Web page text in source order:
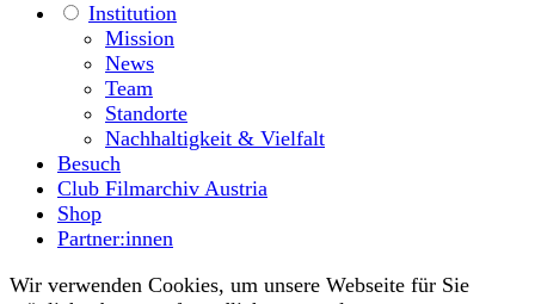
Institution
Mission
News
Team
Standorte
Nachhaltigkeit & Vielfalt
Besuch
Club Filmarchiv Austria
Shop
Partner:innen
Wir verwenden Cookies, um unsere Webseite für Sie